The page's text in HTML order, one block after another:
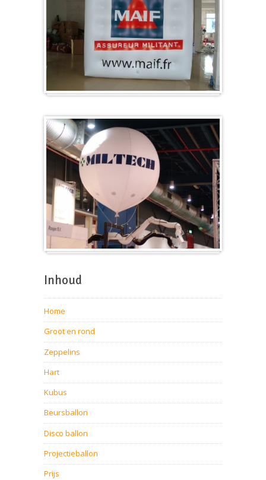
Inhoud
Home
Groot en rond
Zeppelins
Hart
Kubus
Beursballon
Disco ballon
Projectieballon
Prijs